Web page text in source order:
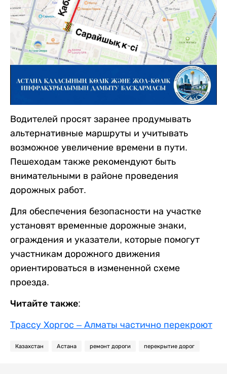
Водителей просят заранее продумывать
альтернативные маршруты и учитывать
возможное увеличение времени в пути.
Пешеходам также рекомендуют быть
внимательными в районе проведения
дорожных работ.
Для обеспечения безопасности на участке
установят временные дорожные знаки,
ограждения и указатели, которые помогут
участникам дорожного движения
ориентироваться в измененной схеме
проезда.
Читайте также:
Трассу Хоргос – Алматы частично перекроют
Казахстан Астана ремонт дороги перекрытие дорог